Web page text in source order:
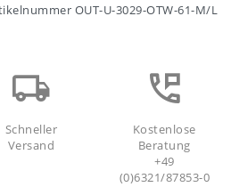
OUT-U-3029-OTW-61-M/L
Schneller
Versand
Kostenlose
Beratung
+49
(0)6321/87853-0